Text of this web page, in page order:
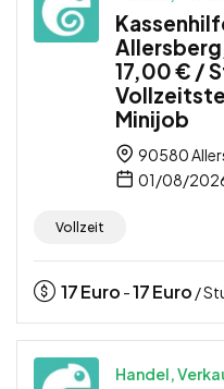
17,00 € /
Minijob
90580
01/08/
Vollzeit
17Euro -17Euro /
Handel,